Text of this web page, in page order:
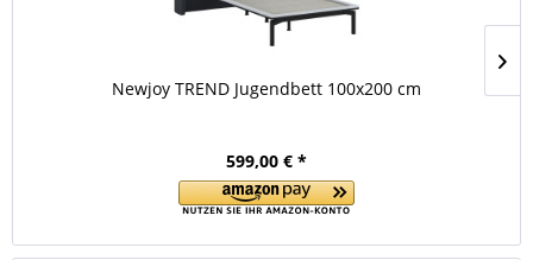
Newjoy TREND Jugendbett 100x200 cm
599,00 € *